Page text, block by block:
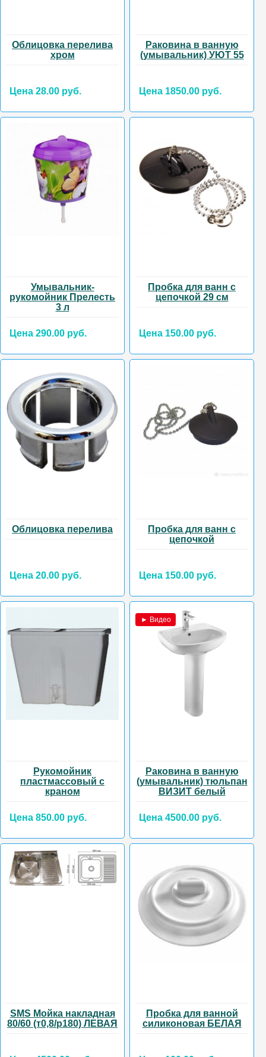
Облицовка перелива
хром
Цена 28.00 руб.
Раковина в ванную
(умывальник) УЮТ 55
Цена 1850.00 руб.
Умывальник-
рукомойник Прелесть
3 л
Цена 290.00 руб.
Пробка для ванн с
цепочкой 29 см
Цена 150.00 руб.
Облицовка перелива
Цена 20.00 руб.
Пробка для ванн с
цепочкой
Цена 150.00 руб.
Рукомойник
пластмассовый с
краном
Цена 850.00 руб.
► Видео
Раковина в ванную
(умывальник) тюльпан
ВИЗИТ белый
Цена 4500.00 руб.
SMS Мойка накладная
80/60 (т0,8/р180) ЛЕВАЯ
Пробка для ванной
силиконовая БЕЛАЯ